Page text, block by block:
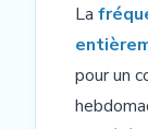
La
pour un